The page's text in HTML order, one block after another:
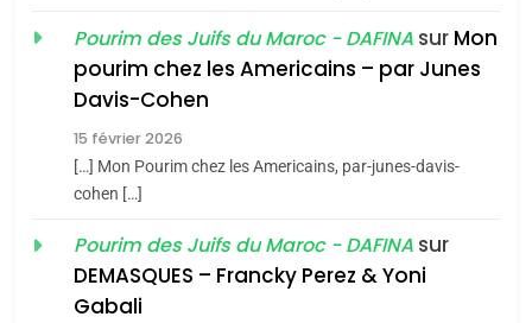
«Tu dis génocide, je dis
guerre»: La nouvelle
Tout sur la Nostalgie
Pourim des Juifs du Maroc - DAFINA sur Mon
pourim chez les Americains – par Junes
Davis-Cohen
15 février 2026
[…] Mon Pourim chez les Americains, par-junes-davis-
cohen […]
Pourim des Juifs du Maroc - DAFINA sur
DEMASQUES – Francky Perez & Yoni
Gabali
meurtrière selon le rapport
d’ADL contre
FIÈRE, DIGNE ET RÉSILIENTE :
MA JUDAÏTE par Thérèse
Zrihen-Dvir
ISRAÉL JUDAISME